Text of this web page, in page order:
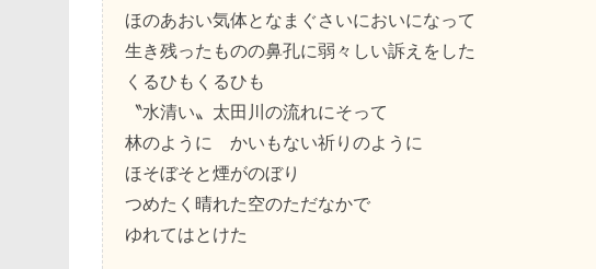
ほのあおい気体となまぐさいにおいになって
生き残ったものの鼻孔に弱々しい訴えをした
くるひもくるひも
〝水清い〟太田川の流れにそって
林のように かいもない祈りのように
ほそぼそと煙がのぼり
つめたく晴れた空のただなかで
ゆれてはとけた